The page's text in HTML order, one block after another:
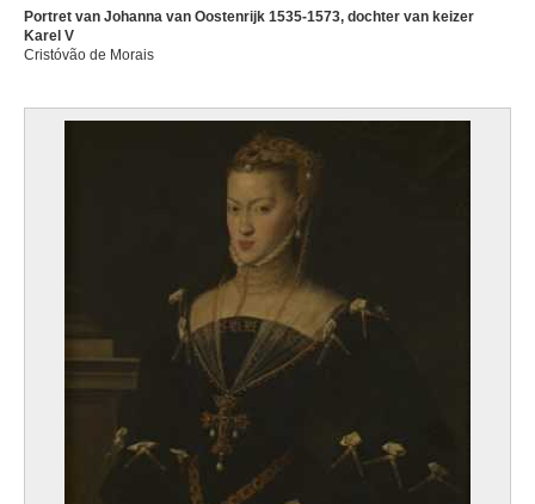
Portret van Johanna van Oostenrijk 1535-1573, dochter van keizer
Karel V
Cristóvão de Morais